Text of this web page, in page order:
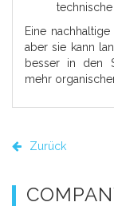
technische
Eine
aber sie kann
besser in den
mehr
Zurück